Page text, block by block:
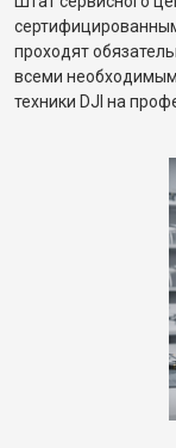
проходят
всеми
техники DJI на